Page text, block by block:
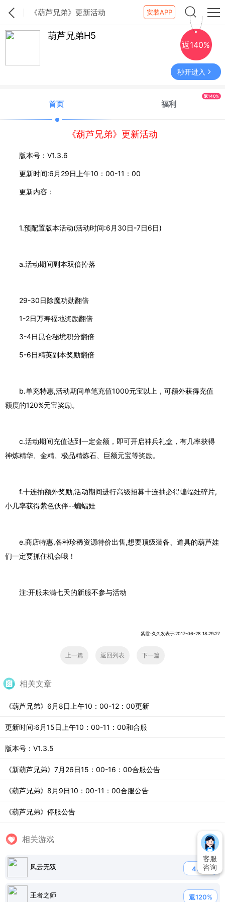
《葫芦兄弟》更新活动 安装APP
葫芦兄弟H5
返140%
秒开进入
首页 福利
返140%
《葫芦兄弟》更新活动
版本号：V1.3.6
更新时间:6月29日上午10：00-11：00
更新内容：
1.预配置版本活动(活动时间:6月30日-7日6日)
a.活动期间副本双倍掉落
29-30日除魔功勋翻倍
1-2日万寿福地奖励翻倍
3-4日昆仑秘境积分翻倍
5-6日精英副本奖励翻倍
b.单充特惠,活动期间单笔充值1000元宝以上，可额外获得充值
额度的120%元宝奖励。
c.活动期间充值达到一定金额，即可开启神兵礼盒，有几率获得
神炼精华、金精、极品精炼石、巨额元宝等奖励。
f.十连抽额外奖励,活动期间进行高级招募十连抽必得蝙蝠娃碎片,
小几率获得紫色伙伴--蝙蝠娃
e.商店特惠,各种珍稀资源特价出售,想要顶级装备、道具的葫芦娃
们一定要抓住机会哦！
注:开服未满七天的新服不参与活动
紫霞-久久发表于:2017-06-28 18:29:27
上一篇 返回列表 下一篇
相关文章
《葫芦兄弟》6月8日上午10：00-12：00更新
更新时间:6月15日上午10：00-11：00和合服
版本号：V1.3.5
《新葫芦兄弟》7月26日15：00-16：00合服公告
《葫芦兄弟》8月9日10：00-11：00合服公告
《葫芦兄弟》停服公告
相关游戏
风云无双 4.0折
王者之师 返120%
客服
咨询